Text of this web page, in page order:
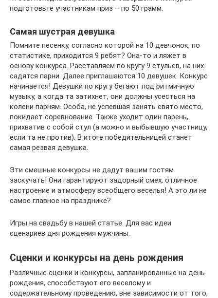
подготовьте участникам приз – по 50 грамм.
Самая шустрая девушка
Помните песенку, согласно которой на 10 девчонок, по
статистике, приходится 9 ребят? Она-то и ляжет в
основу конкурса. Расставляем по кругу 9 стульев, на них
садятся парни. Далее приглашаются 10 девушек. Конкурс
начинается! Девушки по кругу бегают под ритмичную
музыку, а когда та затихнет, они должны усесться на
колени парням. Особа, не успевшая занять свято место,
покидает соревнование. Также уходит один парень,
прихватив с собой стул (а можно и выбывшую участницу,
если та не против). В итоге победительницей станет
самая резвая девушка.
Эти смешные конкурсы не дадут вашим гостям
заскучать! Они гарантируют задорный смех, отличное
настроение и атмосферу всеобщего веселья! А это ли не
самое главное на празднике?
Игры на свадьбу в нашей статье. Для вас идеи
сценариев дня рождения мужчины.
Сценки и конкурсы на день рождения
Различные сценки и конкурсы, запланированные на день
рождения, способствуют его веселому и
содержательному проведению, вне зависимости от того,